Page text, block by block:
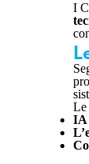
I
Le
IA